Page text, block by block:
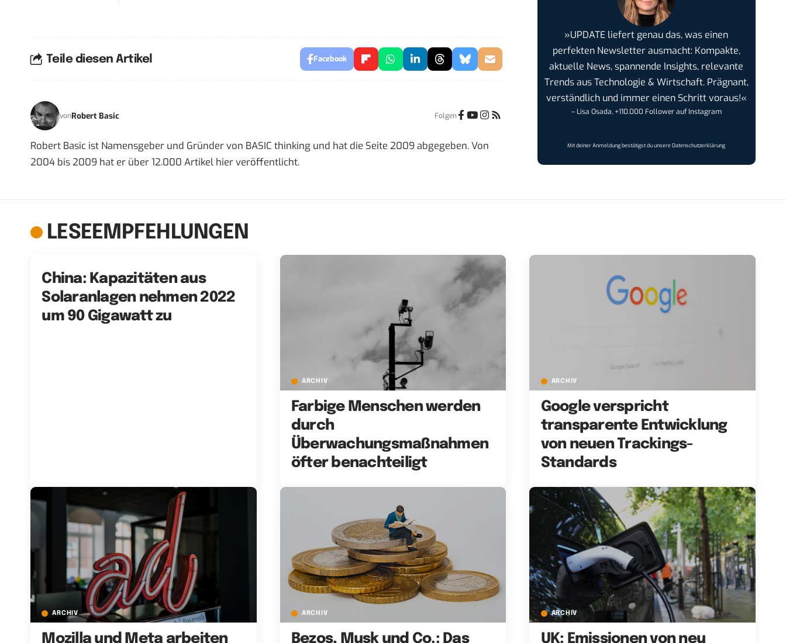
Teile diesen Artikel Facebook
vonRobert Basic Folgen
Robert Basic ist Namensgeber und Gründer von BASIC thinking und hat die Seite 2009 abgegeben. Von
2004 bis 2009 hat er über 12.000 Artikel hier veröffentlicht.
»UPDATE liefert genau das, was einen
perfekten Newsletter ausmacht: Kompakte,
aktuelle News, spannende Insights, relevante
Trends aus Technologie & Wirtschaft. Prägnant,
verständlich und immer einen Schritt voraus!«
– Lisa Osada, +110.000 Follower auf Instagram
Mit deiner Anmeldung bestätigst du unsereDatenschutzerklärung
LESEEMPFEHLUNGEN
China: Kapazitäten aus
Solaranlagen nehmen 2022
um 90 Gigawatt zu
ARCHIV
Farbige Menschen werden
durch
Überwachungsmaßnahmen
öfter benachteiligt
ARCHIV
Google verspricht
transparente Entwicklung
von neuen Trackings-
Standards
ARCHIV
Mozilla und Meta arbeiten
ARCHIV
Bezos, Musk und Co.: Das
ARCHIV
UK: Emissionen von neu